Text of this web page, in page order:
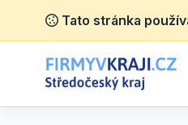
Tato stránka